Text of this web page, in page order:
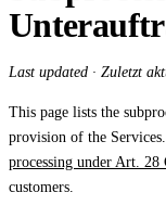
Automated
Sentinel
Affinity
Product
Last updated · Zuletzt
This page lists the
provision of the
processing under Art. 28
customers.